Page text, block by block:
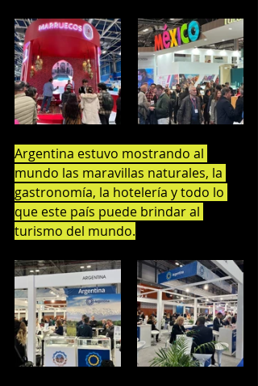
Argentina estuvo mostrando al
mundo las maravillas naturales, la
gastronomía, la hotelería y todo lo
que este país puede brindar al
turismo del mundo.